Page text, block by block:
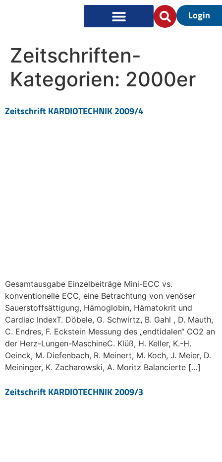
Login
Zeitschriften-
Kategorien: 2000er
Zeitschrift KARDIOTECHNIK 2009/4
Gesamtausgabe Einzelbeiträge Mini-ECC vs.
konventionelle ECC, eine Betrachtung von venöser
Sauerstoffsättigung, Hämoglobin, Hämatokrit und
Cardiac IndexT. Döbele, G. Schwirtz, B. Gahl , D. Mauth,
C. Endres, F. Eckstein Messung des „endtidalen“ CO2 an
der Herz-Lungen-MaschineC. Klüß, H. Keller, K.-H.
Oeinck, M. Diefenbach, R. Meinert, M. Koch, J. Meier, D.
Meininger, K. Zacharowski, A. Moritz Balancierte […]
Zeitschrift KARDIOTECHNIK 2009/3